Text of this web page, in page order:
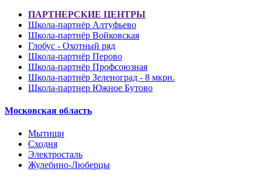
ПАРТНЕРСКИЕ ЦЕНТРЫ
Школа-партнёр Алтуфьево
Школа-партнёр Войковская
Глобус - Охотный ряд
Школа-партнёр Перово
Школа-партнёр Профсоюзная
Школа-партнёр Зеленоград - 8 мкрн.
Школа-партнер Южное Бутово
Московская область
Мытищи
Сходня
Электросталь
Жулебино-Люберцы